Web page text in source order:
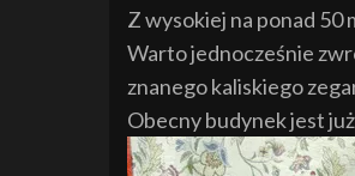
Z wysokiej na ponad 50
Warto jednocześnie
znanego kaliskiego
Obecny budynek jest